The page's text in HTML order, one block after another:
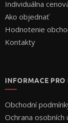
Individuálna
Ako objednať
Hodnotenie
Kontakty
INFORMACE
Obchodní
Ochrana osobních